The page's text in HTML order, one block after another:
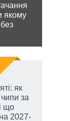
якому
як
за
що
2027-